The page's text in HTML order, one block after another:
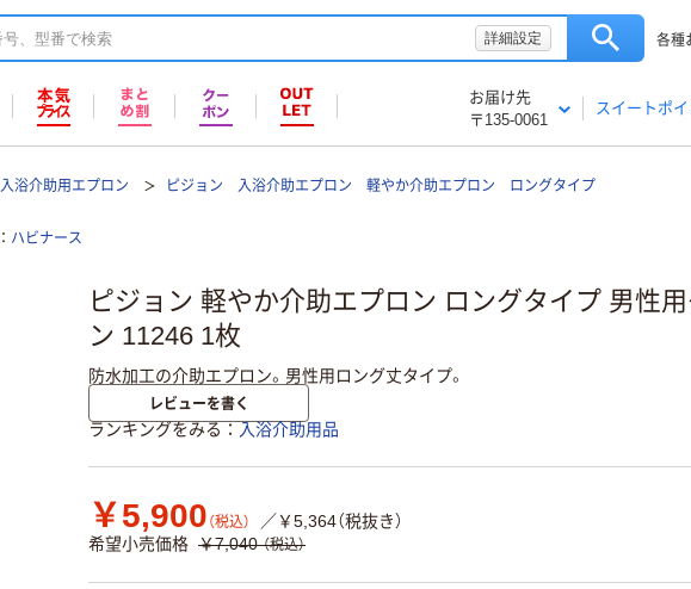
詳細設定 各種
お届け先
〒135-0061
スイートポイ
入浴介助用エプロン ピジョン 入浴介助エプロン 軽やか介助エプロン ロングタイプ
ハビナース
ピジョン 軽やか介助エプロン ロングタイプ 男性
ン 11246 1枚
防水加工の介助エプロン。男性用ロング丈タイプ。
レビューを書く
ランキングをみる 入浴介助用品
￥5,900 （税込）
／￥5,364（税抜き）
希望小売価格 ￥7,040 （税込）